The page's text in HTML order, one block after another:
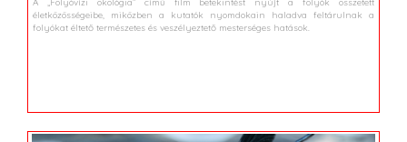
életközösségeibe, miközben a kutatók nyomdokain haladva feltárulnak a
folyókat éltető természetes és veszélyeztető mesterséges hatások.